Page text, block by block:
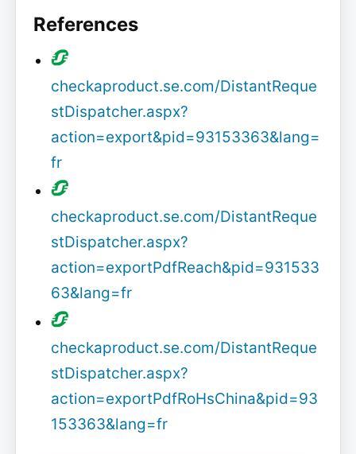
References
checkaproduct.se.com/DistantReque
stDispatcher.aspx?
action=export&pid=93153363&lang=
fr
checkaproduct.se.com/DistantReque
stDispatcher.aspx?
action=exportPdfReach&pid=931533
63&lang=fr
checkaproduct.se.com/DistantReque
stDispatcher.aspx?
action=exportPdfRoHsChina&pid=93
153363&lang=fr